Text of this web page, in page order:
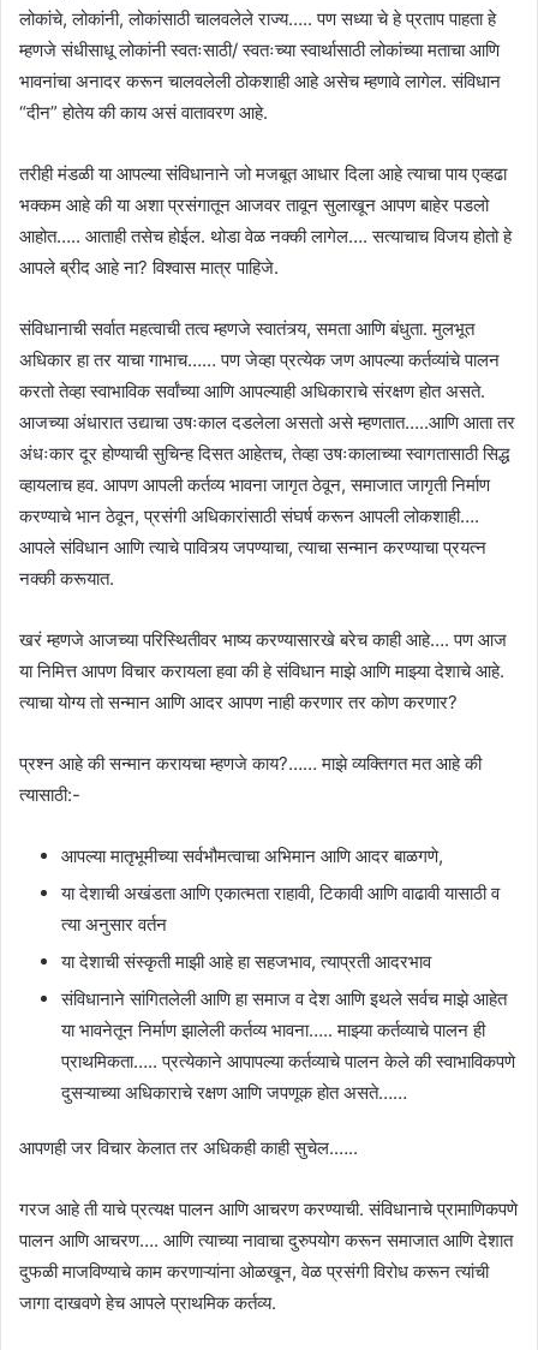
लोकांचे, लोकांनी, लोकांसाठी चालवलेले राज्य….. पण सध्या चे हे प्रताप पाहता हे
म्हणजे संधीसाधू लोकांनी स्वतःसाठी/ स्वतःच्या स्वार्थासाठी लोकांच्या मताचा आणि
भावनांचा अनादर करून चालवलेली ठोकशाही आहे असेच म्हणावे लागेल. संविधान
“दीन” होतेय की काय असं वातावरण आहे.
तरीही मंडळी या आपल्या संविधानाने जो मजबूत आधार दिला आहे त्याचा पाय एव्हढा
भक्कम आहे की या अशा प्रसंगातून आजवर तावून सुलाखून आपण बाहेर पडलो
आहोत….. आताही तसेच होईल. थोडा वेळ नक्की लागेल…. सत्याचाच विजय होतो हे
आपले ब्रीद आहे ना? विश्वास मात्र पाहिजे.
संविधानाची सर्वात महत्वाची तत्व म्हणजे स्वातंत्र्य, समता आणि बंधुता. मुलभूत
अधिकार हा तर याचा गाभाच…… पण जेव्हा प्रत्येक जण आपल्या कर्तव्यांचे पालन
करतो तेव्हा स्वाभाविक सर्वांच्या आणि आपल्याही अधिकाराचे संरक्षण होत असते.
आजच्या अंधारात उद्याचा उषःकाल दडलेला असतो असे म्हणतात…..आणि आता तर
अंधःकार दूर होण्याची सुचिन्ह दिसत आहेतच, तेव्हा उषःकालाच्या स्वागतासाठी सिद्ध
व्हायलाच हव. आपण आपली कर्तव्य भावना जागृत ठेवून, समाजात जागृती निर्माण
करण्याचे भान ठेवून, प्रसंगी अधिकारांसाठी संघर्ष करून आपली लोकशाही….
आपले संविधान आणि त्याचे पावित्र्य जपण्याचा, त्याचा सन्मान करण्याचा प्रयत्न
नक्की करूयात.
खरं म्हणजे आजच्या परिस्थितीवर भाष्य करण्यासारखे बरेच काही आहे…. पण आज
या निमित्त आपण विचार करायला हवा की हे संविधान माझे आणि माझ्या देशाचे आहे.
त्याचा योग्य तो सन्मान आणि आदर आपण नाही करणार तर कोण करणार?
प्रश्न आहे की सन्मान करायचा म्हणजे काय?…… माझे व्यक्तिगत मत आहे की
त्यासाठी:-
आपल्या मातृभूमीच्या सर्वभौमत्वाचा अभिमान आणि आदर बाळगणे,
या देशाची अखंडता आणि एकात्मता राहावी, टिकावी आणि वाढावी यासाठी व
त्या अनुसार वर्तन
या देशाची संस्कृती माझी आहे हा सहजभाव, त्याप्रती आदरभाव
संविधानाने सांगितलेली आणि हा समाज व देश आणि इथले सर्वच माझे आहेत
या भावनेतून निर्माण झालेली कर्तव्य भावना….. माझ्या कर्तव्याचे पालन ही
प्राथमिकता….. प्रत्येकाने आपापल्या कर्तव्याचे पालन केले की स्वाभाविकपणे
दुसऱ्याच्या अधिकाराचे रक्षण आणि जपणूक होत असते……
आपणही जर विचार केलात तर अधिकही काही सुचेल.…..
गरज आहे ती याचे प्रत्यक्ष पालन आणि आचरण करण्याची. संविधानाचे प्रामाणिकपणे
पालन आणि आचरण…. आणि त्याच्या नावाचा दुरुपयोग करून समाजात आणि देशात
दुफळी माजविण्याचे काम करणाऱ्यांना ओळखून, वेळ प्रसंगी विरोध करून त्यांची
जागा दाखवणे हेच आपले प्राथमिक कर्तव्य.